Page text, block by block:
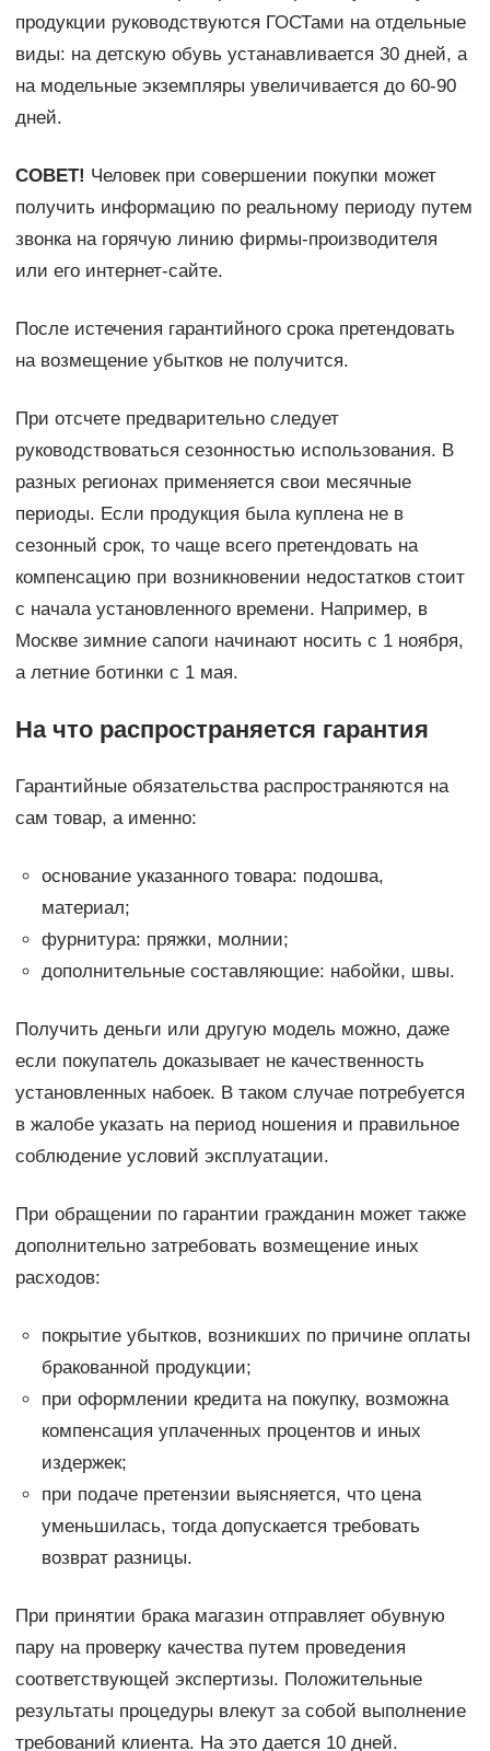
продукции руководствуются ГОСТами на отдельные
виды: на детскую обувь устанавливается 30 дней, а
на модельные экземпляры увеличивается до 60-90
дней.
СОВЕТ! Человек при совершении покупки может
получить информацию по реальному периоду путем
звонка на горячую линию фирмы-производителя
или его интернет-сайте.
После истечения гарантийного срока претендовать
на возмещение убытков не получится.
При отсчете предварительно следует
руководствоваться сезонностью использования. В
разных регионах применяется свои месячные
периоды. Если продукция была куплена не в
сезонный срок, то чаще всего претендовать на
компенсацию при возникновении недостатков стоит
с начала установленного времени. Например, в
Москве зимние сапоги начинают носить с 1 ноября,
а летние ботинки с 1 мая.
На что распространяется гарантия
Гарантийные обязательства распространяются на
сам товар, а именно:
основание указанного товара: подошва,
материал;
фурнитура: пряжки, молнии;
дополнительные составляющие: набойки, швы.
Получить деньги или другую модель можно, даже
если покупатель доказывает не качественность
установленных набоек. В таком случае потребуется
в жалобе указать на период ношения и правильное
соблюдение условий эксплуатации.
При обращении по гарантии гражданин может также
дополнительно затребовать возмещение иных
расходов:
покрытие убытков, возникших по причине оплаты
бракованной продукции;
при оформлении кредита на покупку, возможна
компенсация уплаченных процентов и иных
издержек;
при подаче претензии выясняется, что цена
уменьшилась, тогда допускается требовать
возврат разницы.
При принятии брака магазин отправляет обувную
пару на проверку качества путем проведения
соответствующей экспертизы. Положительные
результаты процедуры влекут за собой выполнение
требований клиента. На это дается 10 дней.